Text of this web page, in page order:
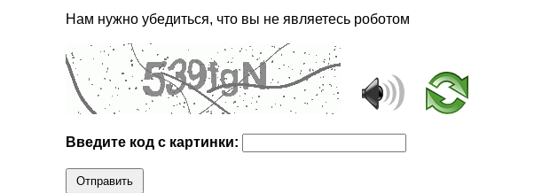
Нам нужно убедиться, что вы не являетесь роботом
Введите код с картинки:
Отправить